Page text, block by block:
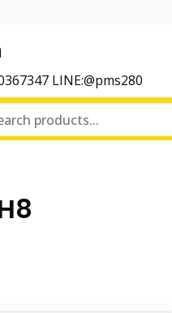
LINE:@pms280